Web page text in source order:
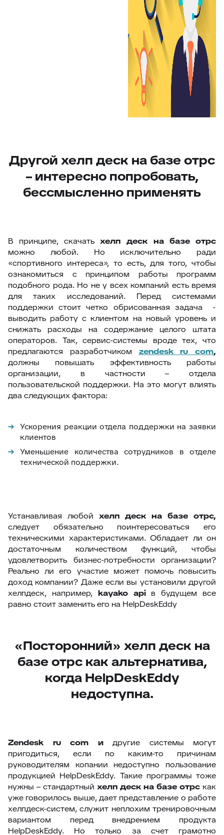
Другой хелп деск на базе отрс
– интересно попробовать,
бессмысленно применять
В принципе, скачатьхелп деск на базе отрс
можно любой. Но исключительно ради
«спортивного интереса», то есть, для того, чтобы
ознакомиться с принципом работы программ
подобного рода. Но не у всех компаний есть время
для таких исследований. Перед системами
поддержки стоит четко обрисованная задача -
выводить работу с клиентом на новый уровень и
снижать расходы на содержание целого штата
операторов. Так, сервис-системы вроде тех, что
предлагаются разработчиком zendesk ru com,
должны повышать эффективность работы
организации, в частности – отдела
пользовательской поддержки. На это могут влиять
два следующих фактора:
Ускорения реакции отдела поддержки на заявки
клиентов
Уменьшение количества сотрудников в отделе
технической поддержки.
Устанавливая любой хелп деск на базе отрс,
следует обязательно поинтересоваться его
техническими характеристиками. Обладает ли он
достаточным количеством функций, чтобы
удовлетворить бизнес-потребности организации?
Реально ли его участие может помочь повысить
доход компании? Даже если вы установили другой
хелпдеск, например, kayako apiв будущем все
равно стоит заменить его на HelpDeskEddy
«Посторонний» хелп деск на
базе отрс как альтернатива,
когда HelpDeskEddy
недоступна.
Zendesk ru com и другие системы могут
пригодиться, если по каким-то причинам
руководителям копании недоступно пользование
продукцией HelpDeskEddy. Такие программы тоже
нужны – стандартный хелп деск на базе отрс как
уже говорилось выше, дает представление о работе
хелпдеск-систем, служит неплохим тренировочным
вариантом перед внедрением продукта
HelpDeskEddy. Но только за счет грамотно